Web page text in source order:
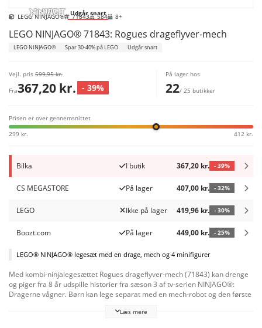
Udgår snart
LEGO NINJAGO® 71843 584 8+
LEGO NINJAGO® 71843: Rogues drageflyver-mech
LEGO NINJAGO® Spar 30-40% på LEGO Udgår snart
Vejl. pris 599,95 kr.
Fra367,20 kr. - 39%
På lager hos
22/ 25 butikker
Prisen er over gennemsnittet
299 kr. 412 kr.
Bilka I butik 367,20 kr. - 39%
CS MEGASTORE På lager 407,00 kr. - 32%
LEGO Ikke på lager 419,96 kr. - 30%
Boozt.com På lager 449,00 kr. - 25%
LEGO® NINJAGO® legesæt med en drage, mech og 4 minifigurer
Med kombi-ninjalegesættet Rogues drageflyver-mech (71843) kan drenge
og piger fra 8 år udspille historier fra sæson 3 af tv-serien NINJAGO®:
Dragerne vågner. Børn kan lege separat med en mech-robot og den første
seje drageflyver-mech. Mech-legetøjet har bevægelige arme og ben, en
Læs mere